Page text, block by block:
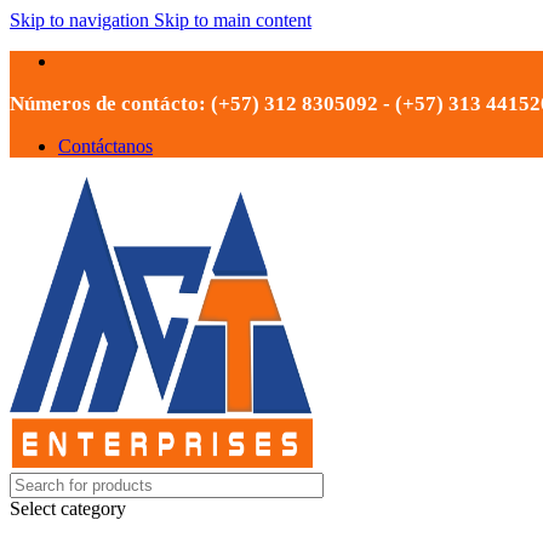
Skip to navigation Skip to main content
Números de contácto: (+57) 312 8305092 - (+57) 313
Contáctanos
Select category